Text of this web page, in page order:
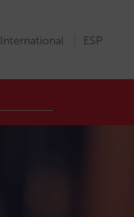
International ESP